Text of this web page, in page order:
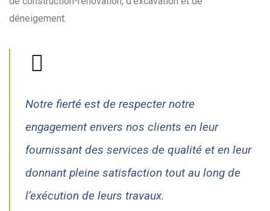
déneigement.
Notre fierté est de respecter notre
engagement envers nos clients en leur
fournissant des services de qualité et en leur
donnant pleine satisfaction tout au long de
l’exécution de leurs travaux.